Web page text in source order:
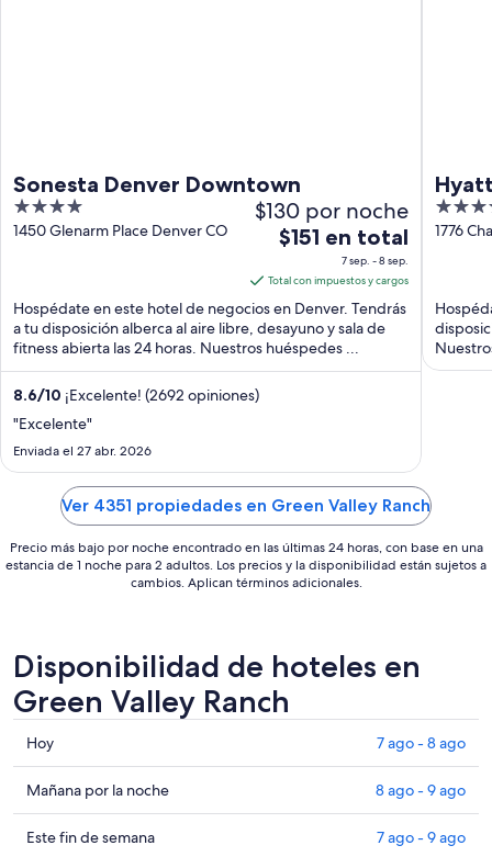
Sonesta Denver Downtown
4
out
1450 Glenarm Place Denver CO
$130 por noche
El
es
de
$151
en
total
sep
al
8
sep
$151 en total
7 sep. - 8 sep.
Total con impuestos y cargos
Hospédate en este hotel de negocios en Denver. Tendrás
a tu disposición alberca al aire libre, desayuno y sala de
fitness abierta las 24 horas. Nuestros huéspedes ...
8.6/10 ¡Excelente! (2692 opiniones)
"Excelente"
Enviada el 27 abr. 2026
4
out
1776
...
Ver 4351 propiedades en Green Valley Ranch
Precio más bajo por noche encontrado en las últimas 24 horas, con base en una
estancia de 1 noche para 2 adultos. Los precios y la disponibilidad están sujetos a
cambios. Aplican términos adicionales.
Disponibilidad de hoteles en
Green Valley Ranch
Consultar
precios
en
Green
Valley
Hoy 7 ago - 8 ago
Consultar
precios
en
Mañana por la noche 8 ago - 9 ago
Consultar
Este fin de semana 7 ago - 9 ago